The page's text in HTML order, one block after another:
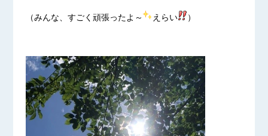
（みんな、すごく頑張ったよ～ えらい ）